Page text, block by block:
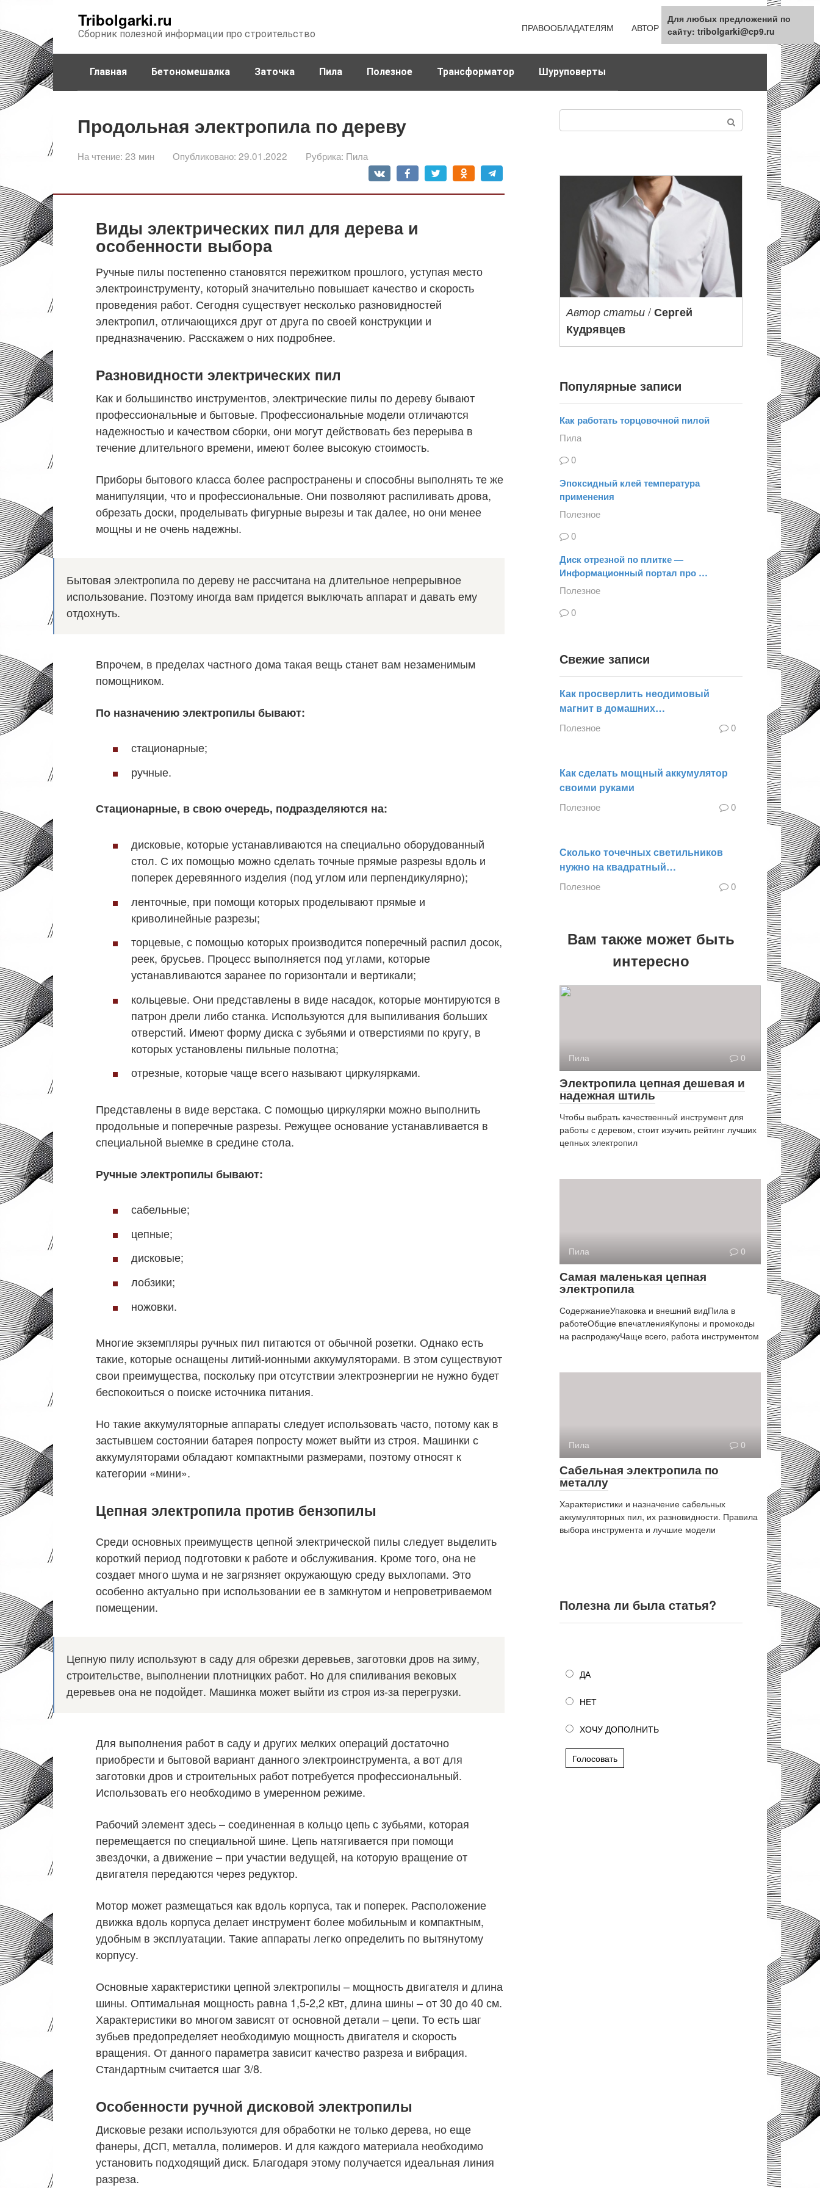
контенту
Tribolgarki.ru
Сборник полезной информации про строительство
ПРАВООБЛАДАТЕЛЯМ АВТОР КАРТА САЙТА
Главная Бетономешалка Заточка Пила Полезное Трансформатор Шуруповерты
Продольная электропила по дереву
На чтение: 23 мин Опубликовано: 29.01.2022 Рубрика: Пила
Виды электрических пил для дерева и
особенности выбора
Ручные пилы постепенно становятся пережитком прошлого, уступая место
электроинструменту, который значительно повышает качество и скорость
проведения работ. Сегодня существует несколько разновидностей
электропил, отличающихся друг от друга по своей конструкции и
предназначению. Расскажем о них подробнее.
Разновидности электрических пил
Как и большинство инструментов, электрические пилы по дереву бывают
профессиональные и бытовые. Профессиональные модели отличаются
надежностью и качеством сборки, они могут действовать без перерыва в
течение длительного времени, имеют более высокую стоимость.
Приборы бытового класса более распространены и способны выполнять те же
манипуляции, что и профессиональные. Они позволяют распиливать дрова,
обрезать доски, проделывать фигурные вырезы и так далее, но они менее
мощны и не очень надежны.
Бытовая электропила по дереву не рассчитана на длительное непрерывное
использование. Поэтому иногда вам придется выключать аппарат и давать ему
отдохнуть.
Впрочем, в пределах частного дома такая вещь станет вам незаменимым
помощником.
По назначению электропилы бывают:
стационарные;
ручные.
Стационарные, в свою очередь, подразделяются на:
дисковые, которые устанавливаются на специально оборудованный
стол. С их помощью можно сделать точные прямые разрезы вдоль и
поперек деревянного изделия (под углом или перпендикулярно);
ленточные, при помощи которых проделывают прямые и
криволинейные разрезы;
торцевые, с помощью которых производится поперечный распил досок,
реек, брусьев. Процесс выполняется под углами, которые
устанавливаются заранее по горизонтали и вертикали;
кольцевые. Они представлены в виде насадок, которые монтируются в
патрон дрели либо станка. Используются для выпиливания больших
отверстий. Имеют форму диска с зубьями и отверстиями по кругу, в
которых установлены пильные полотна;
отрезные, которые чаще всего называют циркулярками.
Представлены в виде верстака. С помощью циркулярки можно выполнить
продольные и поперечные разрезы. Режущее основание устанавливается в
специальной выемке в средине стола.
Ручные электропилы бывают:
сабельные;
цепные;
дисковые;
лобзики;
ножовки.
Многие экземпляры ручных пил питаются от обычной розетки. Однако есть
такие, которые оснащены литий-ионными аккумуляторами. В этом существуют
свои преимущества, поскольку при отсутствии электроэнергии не нужно будет
беспокоиться о поиске источника питания.
Но такие аккумуляторные аппараты следует использовать часто, потому как в
застывшем состоянии батарея попросту может выйти из строя. Машинки с
аккумуляторами обладают компактными размерами, поэтому относят к
категории «мини».
Цепная электропила против бензопилы
Среди основных преимуществ цепной электрической пилы следует выделить
короткий период подготовки к работе и обслуживания. Кроме того, она не
создает много шума и не загрязняет окружающую среду выхлопами. Это
особенно актуально при использовании ее в замкнутом и непроветриваемом
помещении.
Цепную пилу используют в саду для обрезки деревьев, заготовки дров на зиму,
строительстве, выполнении плотницких работ. Но для спиливания вековых
деревьев она не подойдет. Машинка может выйти из строя из-за перегрузки.
Для выполнения работ в саду и других мелких операций достаточно
приобрести и бытовой вариант данного электроинструмента, а вот для
заготовки дров и строительных работ потребуется профессиональный.
Использовать его необходимо в умеренном режиме.
Рабочий элемент здесь – соединенная в кольцо цепь с зубьями, которая
перемещается по специальной шине. Цепь натягивается при помощи
звездочки, а движение – при участии ведущей, на которую вращение от
двигателя передаются через редуктор.
Мотор может размещаться как вдоль корпуса, так и поперек. Расположение
движка вдоль корпуса делает инструмент более мобильным и компактным,
удобным в эксплуатации. Такие аппараты легко определить по вытянутому
корпусу.
Основные характеристики цепной электропилы – мощность двигателя и длина
шины. Оптимальная мощность равна 1,5-2,2 кВт, длина шины – от 30 до 40 см.
Характеристики во многом зависят от основной детали – цепи. То есть шаг
зубьев предопределяет необходимую мощность двигателя и скорость
вращения. От данного параметра зависит качество разреза и вибрация.
Стандартным считается шаг 3/8.
Особенности ручной дисковой электропилы
Дисковые резаки используются для обработки не только дерева, но еще
фанеры, ДСП, металла, полимеров. И для каждого материала необходимо
установить подходящий диск. Благодаря этому получается идеальная линия
разреза.
Автор статьи /Сергей
Кудрявцев
Популярные записи
Как работать торцовочной пилой
Пила
0
Эпоксидный клей температура
применения
Полезное
0
Диск отрезной по плитке —
Информационный портал про …
Полезное
0
Свежие записи
Как просверлить неодимовый
магнит в домашних…
Полезное 0
Как сделать мощный аккумулятор
своими руками
Полезное 0
Сколько точечных светильников
нужно на квадратный…
Полезное 0
Вам также может быть
интересно
Пила 0
Электропила цепная дешевая и
надежная штиль
Чтобы выбрать качественный инструмент для
работы с деревом, стоит изучить рейтинг лучших
цепных электропил
Пила 0
Самая маленькая цепная
электропила
СодержаниеУпаковка и внешний видПила в
работеОбщие впечатленияКупоны и промокоды
на распродажуЧаще всего, работа инструментом
Пила 0
Сабельная электропила по
металлу
Характеристики и назначение сабельных
аккумуляторных пил, их разновидности. Правила
выбора инструмента и лучшие модели
Полезна ли была статья?
ДА
НЕТ
ХОЧУ ДОПОЛНИТЬ
Голосовать
Для любых предложений по
сайту: tribolgarki@cp9.ru